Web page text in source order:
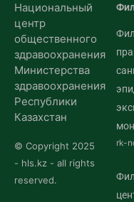
Национальный
центр
общественного
здравоохранения
Министерства
здравоохранения
Республики
Казахстан
© Copyright 2025
- hls.kz - all rights
reserved.
rk-